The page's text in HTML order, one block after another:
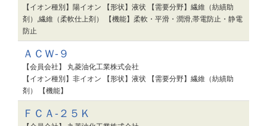
【イオン種別】陽イオン 【形状】液状 【需要分野】繊維（紡績助
剤）,繊維（柔軟仕上剤） 【機能】柔軟・平滑・潤滑,帯電防止・静電
防止
ＡＣＷ-９
【会員会社】 丸菱油化工業株式会社
【イオン種別】非イオン 【形状】液状 【需要分野】繊維（紡績助
剤） 【機能】
ＦＣＡ-２５Ｋ